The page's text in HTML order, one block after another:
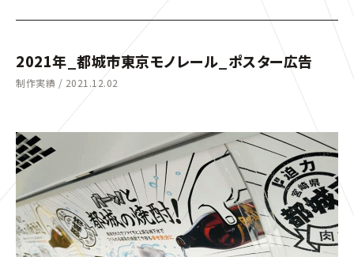
2021年_都城市東京モノレール_ポスター広告
制作実績 / 2021.12.02